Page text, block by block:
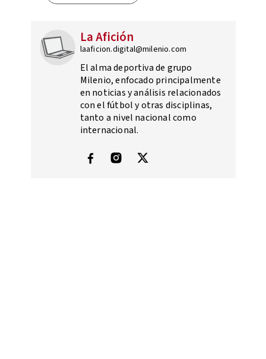
La Afición
laaficion.digital@milenio.com
El alma deportiva de grupo
Milenio, enfocado principalmente
en noticias y análisis relacionados
con el fútbol y otras disciplinas,
tanto a nivel nacional como
internacional.